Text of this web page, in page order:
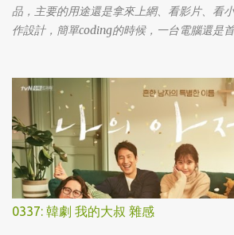
品，主要的用途還是拿來上網、看影片、看
作設計，簡單coding的時候，一台電腦還是
這一塊吧... 可惜大一畫了一個學期的蛋之後
該是沒啥天份的XD
0337: 韓劇 我的大叔 雜感